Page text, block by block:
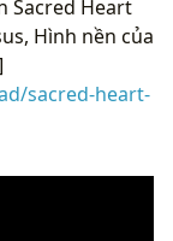
Sacred Heart
Hình nền của
sacred-heart-